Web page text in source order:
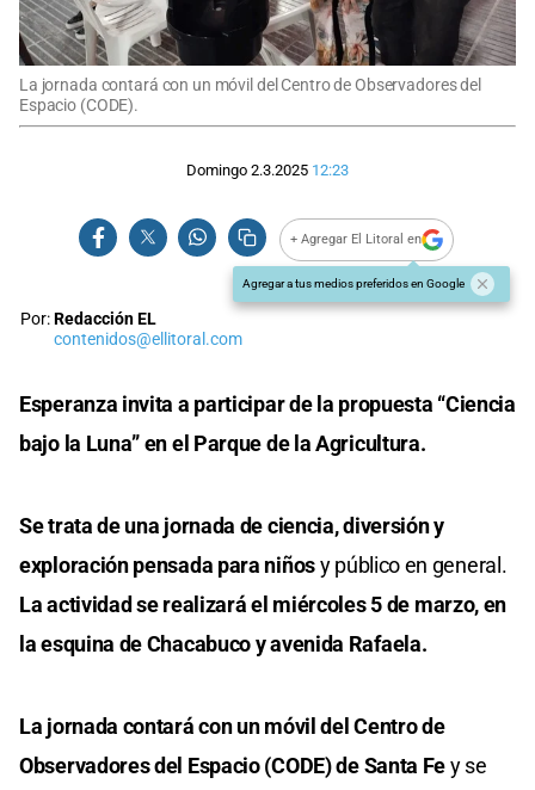
La jornada contará con un móvil del Centro de Observadores del
Espacio (CODE).
Domingo 2.3.2025 12:23
+ Agregar El Litoral en
Agregar a tus medios preferidos en Google
Por:Redacción EL
contenidos@ellitoral.com
Esperanza invita a participar de la propuesta “Ciencia
bajo la Luna” en el Parque de la Agricultura.
Se trata de una jornada de ciencia, diversión y
exploración pensada para niñosy público en general.
La actividad se realizará el miércoles 5 de marzo, en
la esquina de Chacabuco y avenida Rafaela.
La jornada contará con un móvil del Centro de
Observadores del Espacio (CODE) de Santa Fey se